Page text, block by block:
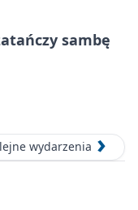
sambę
wydarzenia